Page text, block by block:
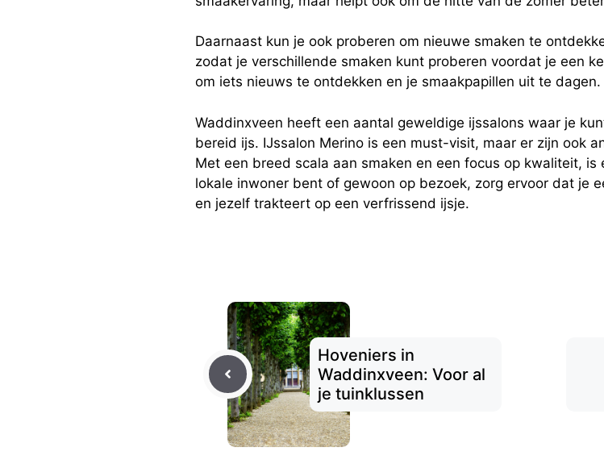
Daarnaast kun je ook proberen om nieuwe smaken te
zodat je verschillende smaken kunt proberen voordat je een
om iets nieuws te ontdekken en je smaakpapillen uit te dagen.
Waddinxveen heeft een aantal geweldige ijssalons waar je
bereid ijs. IJssalon Merino is een must-visit, maar er zijn ook
Met een breed scala aan smaken en een focus op kwaliteit,
lokale inwoner bent of gewoon op bezoek, zorg ervoor dat je
en jezelf trakteert op een verfrissend ijsje.
Hoveniers in
Waddinxveen: Voor al
je tuinklussen